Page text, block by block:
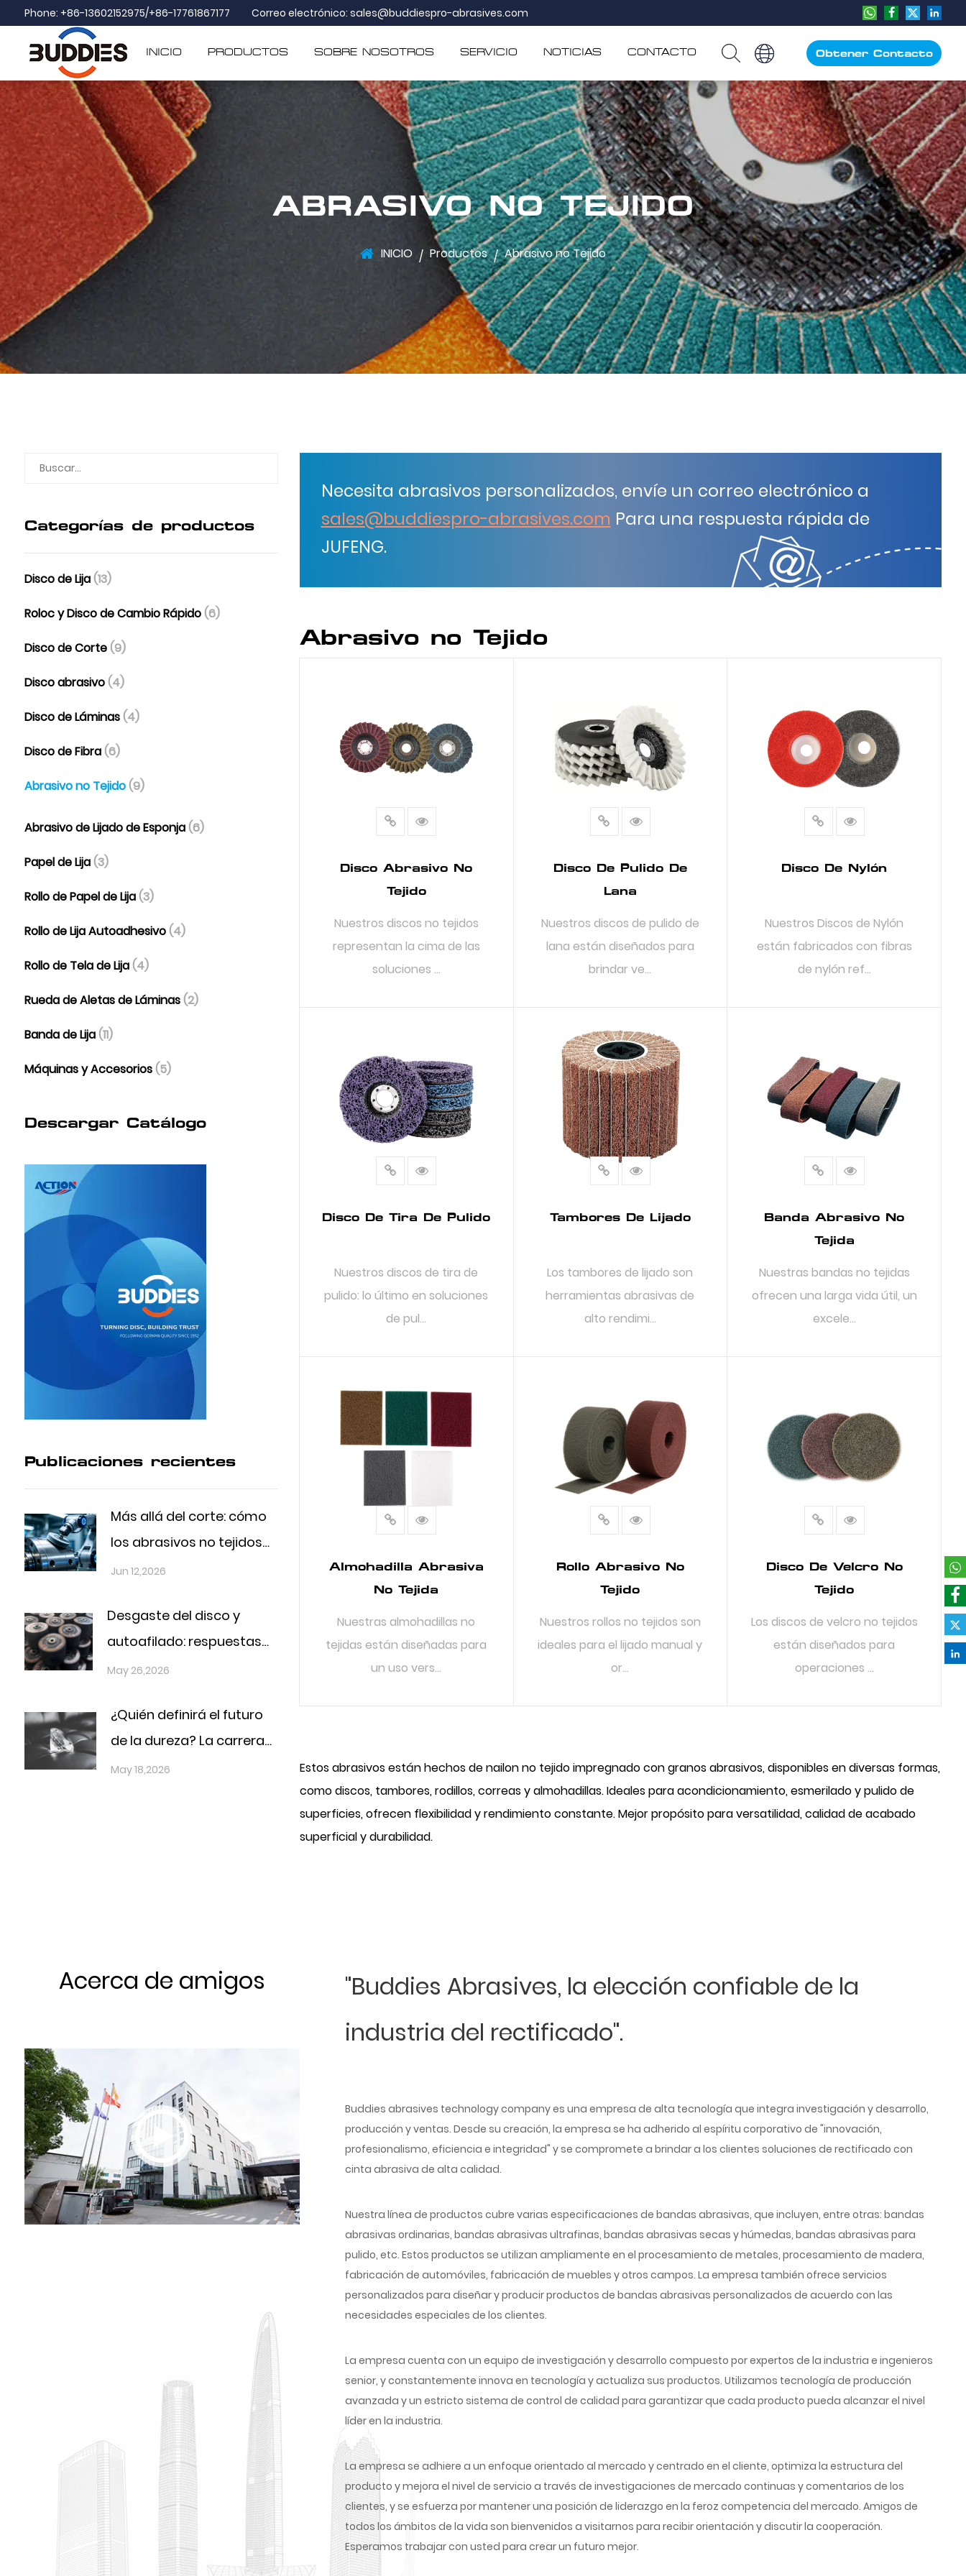
Phone: +86-13602152975/+86-17761867177 Correo electrónico: sales@buddiespro-abrasives.com
INICIO PRODUCTOS SOBRE NOSOTROS SERVICIO NOTICIAS CONTACTO Obtener Contacto
ABRASIVO NO TEJIDO
INICIO / Productos / Abrasivo no Tejido
Categorías de productos
Disco de Lija(13)
Roloc y Disco de Cambio Rápido(6)
Disco de Corte(9)
Disco abrasivo(4)
Disco de Láminas(4)
Disco de Fibra(6)
Abrasivo no Tejido(9)
Abrasivo de Lijado de Esponja(6)
Papel de Lija(3)
Rollo de Papel de Lija(3)
Rollo de Lija Autoadhesivo(4)
Rollo de Tela de Lija(4)
Rueda de Aletas de Láminas(2)
Banda de Lija(11)
Máquinas y Accesorios(5)
Descargar Catálogo
Publicaciones recientes
Más allá del corte: cómo
los abrasivos no tejidos
están dando forma al
precisión
Jun 12,2026
Desgaste del disco y
autoafilado: respuestas
prácticas para la línea de
May 26,2026
¿Quién definirá el futuro
de la dureza? La carrera
definitiva de los
May 18,2026
Necesita abrasivos personalizados, envíe un correo electrónico a
sales@buddiespro-abrasives.com Para una respuesta rápida de
JUFENG.
Abrasivo no Tejido
Disco Abrasivo No
Tejido
Nuestros discos no tejidos
representan la cima de las
soluciones ...
Disco De Pulido De
Lana
Nuestros discos de pulido de
lana están diseñados para
brindar ve...
Disco De Nylón
Nuestros Discos de Nylón
están fabricados con fibras
de nylón ref...
Disco De Tira De Pulido
Nuestros discos de tira de
pulido: lo último en soluciones
de pul...
Tambores De Lijado
Los tambores de lijado son
herramientas abrasivas de
alto rendimi...
Banda Abrasivo No
Tejida
Nuestras bandas no tejidas
ofrecen una larga vida útil, un
excele...
Almohadilla Abrasiva
No Tejida
Nuestras almohadillas no
tejidas están diseñadas para
un uso vers...
Rollo Abrasivo No
Tejido
Nuestros rollos no tejidos son
ideales para el lijado manual y
or...
Disco De Velcro No
Tejido
Los discos de velcro no tejidos
están diseñados para
operaciones ...
Estos abrasivos están hechos de nailon no tejido impregnado con granos abrasivos, disponibles en diversas formas,
como discos, tambores, rodillos, correas y almohadillas. Ideales para acondicionamiento, esmerilado y pulido de
superficies, ofrecen flexibilidad y rendimiento constante. Mejor propósito para versatilidad, calidad de acabado
superficial y durabilidad.
Acerca de amigos
"Buddies Abrasives, la elección confiable de la
industria del rectificado".
Buddies abrasives technology company es una empresa de alta tecnología que integra investigación y desarrollo,
producción y ventas. Desde su creación, la empresa se ha adherido al espíritu corporativo de "innovación,
profesionalismo, eficiencia e integridad" y se compromete a brindar a los clientes soluciones de rectificado con
cinta abrasiva de alta calidad.
Nuestra línea de productos cubre varias especificaciones de bandas abrasivas, que incluyen, entre otras: bandas
abrasivas ordinarias, bandas abrasivas ultrafinas, bandas abrasivas secas y húmedas, bandas abrasivas para
pulido, etc. Estos productos se utilizan ampliamente en el procesamiento de metales, procesamiento de madera,
fabricación de automóviles, fabricación de muebles y otros campos. La empresa también ofrece servicios
personalizados para diseñar y producir productos de bandas abrasivas personalizados de acuerdo con las
necesidades especiales de los clientes.
La empresa cuenta con un equipo de investigación y desarrollo compuesto por expertos de la industria e ingenieros
senior, y constantemente innova en tecnología y actualiza sus productos. Utilizamos tecnología de producción
avanzada y un estricto sistema de control de calidad para garantizar que cada producto pueda alcanzar el nivel
líder en la industria.
La empresa se adhiere a un enfoque orientado al mercado y centrado en el cliente, optimiza la estructura del
producto y mejora el nivel de servicio a través de investigaciones de mercado continuas y comentarios de los
clientes, y se esfuerza por mantener una posición de liderazgo en la feroz competencia del mercado. Amigos de
todos los ámbitos de la vida son bienvenidos a visitarnos para recibir orientación y discutir la cooperación.
Esperamos trabajar con usted para crear un futuro mejor.